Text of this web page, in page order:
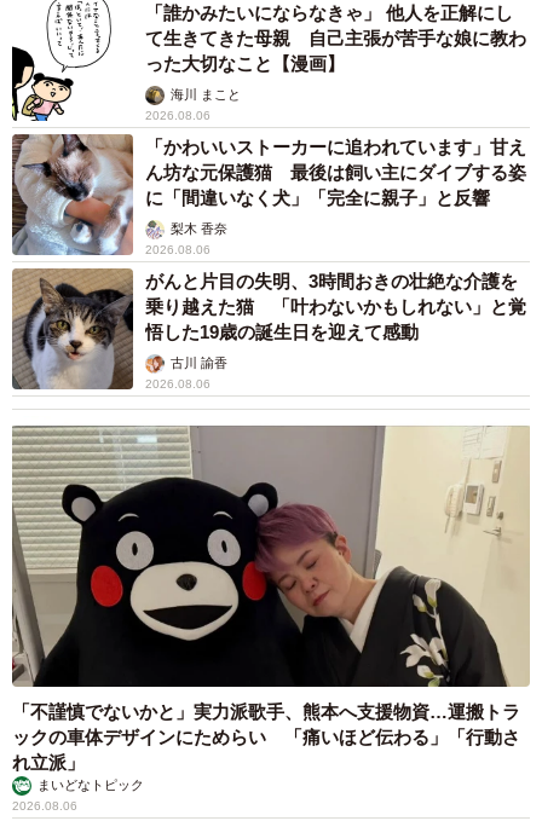
「誰かみたいにならなきゃ」 他人を正解にし
て生きてきた母親 自己主張が苦手な娘に教わ
った大切なこと【漫画】
海川 まこと
2026.08.06
「かわいいストーカーに追われています」甘え
ん坊な元保護猫 最後は飼い主にダイブする姿
に「間違いなく犬」「完全に親子」と反響
梨木 香奈
2026.08.06
がんと片目の失明、3時間おきの壮絶な介護を
乗り越えた猫 「叶わないかもしれない」と覚
悟した19歳の誕生日を迎えて感動
古川 諭香
2026.08.06
「不謹慎でないかと」実力派歌手、熊本へ支援物資…運搬トラ
ックの車体デザインにためらい 「痛いほど伝わる」「行動さ
れ立派」
まいどなトピック
2026.08.06